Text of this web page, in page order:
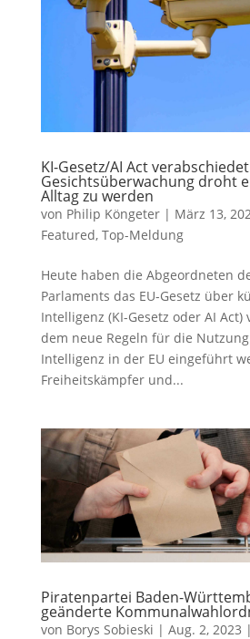
KI-Gesetz/AI Act
Gesichtsüberwachung droht
Alltag zu werden
von Philip Köngeter| März 13,
Featured, Top-Meldung
Heute haben die Abgeordneten
Parlaments das EU-Gesetz über
Intelligenz (KI-Gesetz oder AI
dem neue Regeln für die
Intelligenz in der EU eingeführt
Freiheitskämpfer und...
Piratenpartei Baden-
geänderte
von Borys Sobieski | Aug. 2, 2023 |